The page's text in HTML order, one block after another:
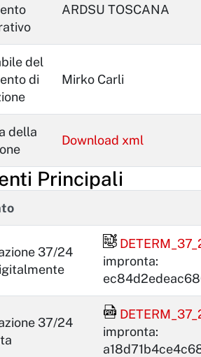
ARDSU TOSCANA
del
di
Mirko Carli
della
Download xml
Principali
37/24
File firmato
impronta:
37/24
File Acrobat
impronta: